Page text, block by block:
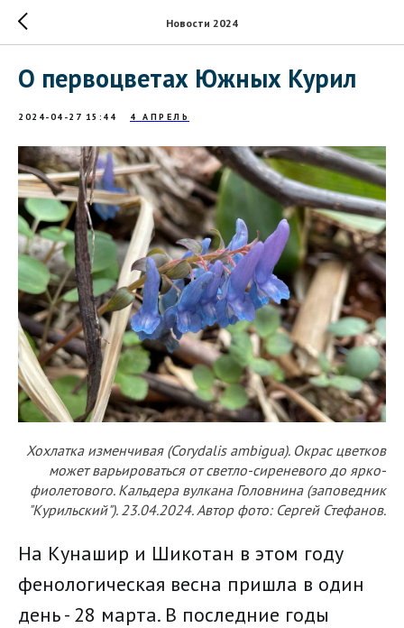
Новости 2024
О первоцветах Южных Курил
2024-04-27 15:44 4 АПРЕЛЬ
Хохлатка изменчивая (Corydalis ambigua). Окрас цветков
может варьироваться от светло-сиреневого до ярко-
фиолетового. Кальдера вулкана Головнина (заповедник
"Курильский"). 23.04.2024. Автор фото: Сергей Стефанов.
На Кунашир и Шикотан в этом году
фенологическая весна пришла в один
день - 28 марта. В последние годы